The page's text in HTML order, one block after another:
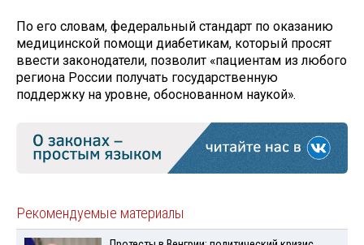
По его словам, федеральный стандарт по оказанию
медицинской помощи диабетикам, который просят
ввести законодатели, позволит «пациентам из любого
региона России получать государственную
поддержку на уровне, обоснованном наукой».
Рекомендуемые материалы